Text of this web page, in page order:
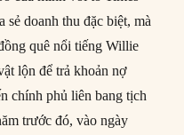
sẻ doanh thu đặc biệt, mà
quê nổi tiếng Willie
lộn để trả khoản nợ
chính phủ liên bang tịch
trước đó, vào ngày